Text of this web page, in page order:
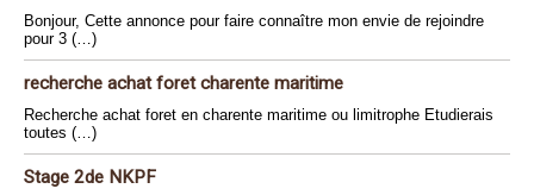
Bonjour, Cette annonce pour faire connaître mon envie de rejoindre
pour 3 (…)
recherche achat foret charente maritime
Recherche achat foret en charente maritime ou limitrophe Etudierais
toutes (…)
Stage 2de NKPF